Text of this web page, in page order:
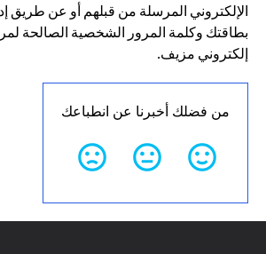
الإلكتروني المرسلة من قبلهم أو عن طريق
بطاقتك وكلمة المرور الشخصية الصالحة
إلكتروني مزيف.
من فضلك أخبرنا عن انطباعك